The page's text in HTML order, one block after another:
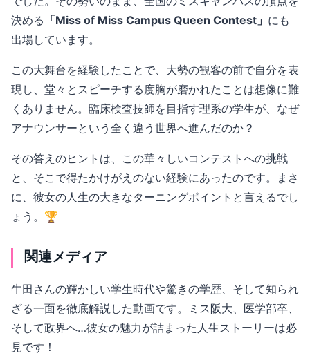
決める 「Miss of Miss Campus Queen Contest」 にも
出場しています。
この大舞台を経験したことで、大勢の観客の前で自分を表
現し、堂々とスピーチする度胸が磨かれたことは想像に難
くありません。臨床検査技師を目指す理系の学生が、なぜ
アナウンサーという全く違う世界へ進んだのか？
その答えのヒントは、この華々しいコンテストへの挑戦
と、そこで得たかけがえのない経験にあったのです。まさ
に、彼女の人生の大きなターニングポイントと言えるでし
ょう。🏆
関連メディア
牛田さんの輝かしい学生時代や驚きの学歴、そして知られ
ざる一面を徹底解説した動画です。ミス阪大、医学部卒、
そして政界へ…彼女の魅力が詰まった人生ストーリーは必
見です！